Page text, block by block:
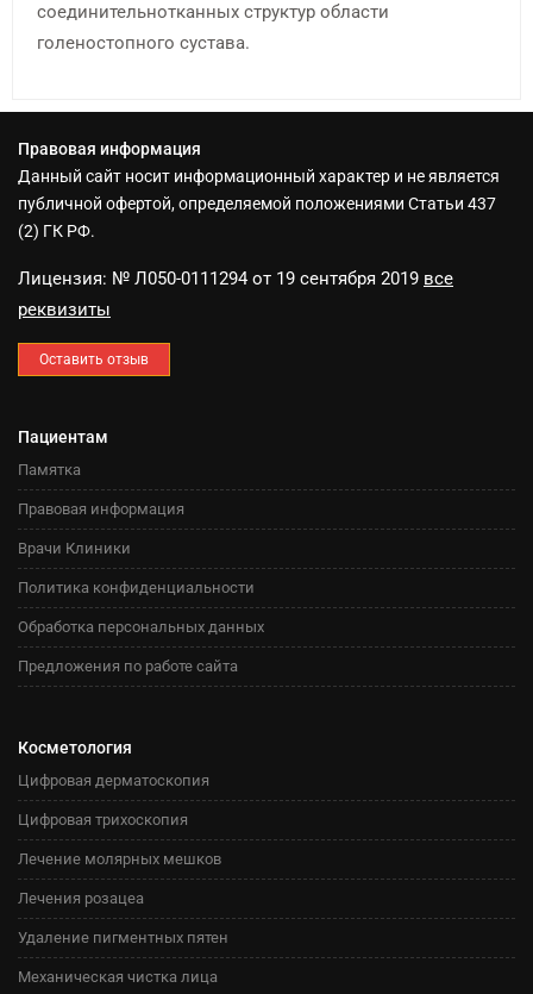
соединительнотканных структур области
голеностопного сустава.
Правовая информация
Данный сайт носит информационный характер и не является
публичной офертой, определяемой положениями Статьи 437
(2) ГК РФ.
Лицензия: № Л050-0111294 от 19 сентября 2019 все
реквизиты
Оставить отзыв
Пациентам
Памятка
Правовая информация
Врачи Клиники
Политика конфиденциальности
Обработка персональных данных
Предложения по работе сайта
Косметология
Цифровая дерматоскопия
Цифровая трихоскопия
Лечение молярных мешков
Лечения розацеа
Удаление пигментных пятен
Механическая чистка лица